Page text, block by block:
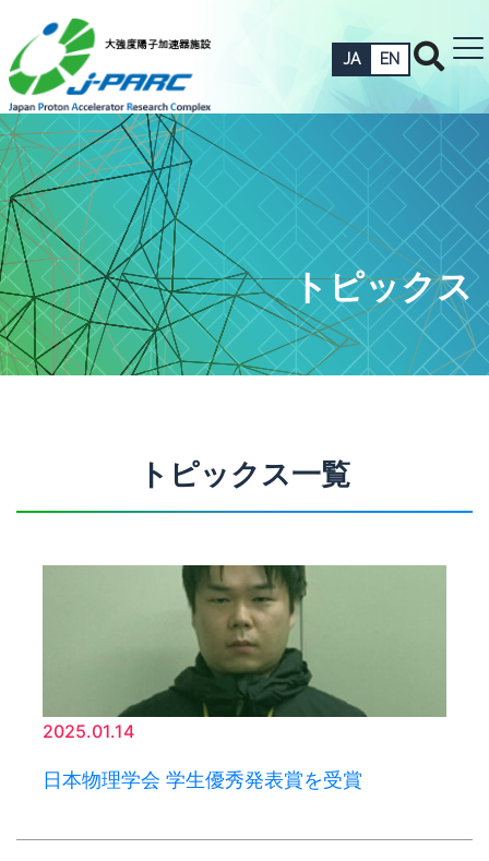
JA EN
トピックス
トピックス一覧
2025.01.14
日本物理学会 学生優秀発表賞を受賞